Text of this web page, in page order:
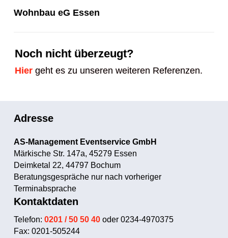
Wohnbau eG Essen
Noch nicht überzeugt?
Hier geht es zu unseren weiteren Referenzen.
Adresse
AS-Management Eventservice GmbH
Märkische Str. 147a, 45279 Essen
Deimketal 22, 44797 Bochum
Beratungsgespräche nur nach vorheriger
Terminabsprache
Kontaktdaten
Telefon: 0201 / 50 50 40oder 0234-4970375
Fax: 0201-505244